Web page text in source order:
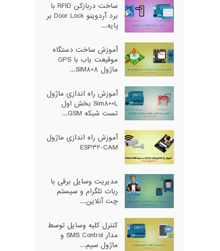
ساخت دربازکن RFID با
برد آردوینو Door Lock بر
پایه...
آموزش ساخت دستگاه
موقیعت یاب با GPS
ماژول SIM808...
آموزش راه اندازی ماژول
Sim800L بخش اول
تست شبکه GSM...
آموزش راه اندازی ماژول
ESP32-CAM
مدیریت وسایل برقی با
ربات تلگرام و سیستم
چت آنلاین...
کنترل کلیه وسایل توسط
مدار SMS Control و
ماژول سیم...